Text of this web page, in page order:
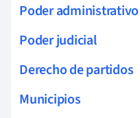
Poder administrativo
Poder judicial
Derecho de partidos
Municipios